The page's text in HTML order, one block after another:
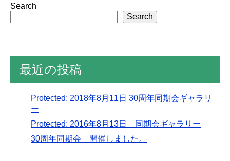
Search
Search
最近の投稿
Protected: 2018年8月11日 30周年同期会ギャラリ
ー
Protected: 2016年8月13日 同期会ギャラリー
30周年同期会 開催しました。